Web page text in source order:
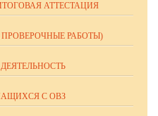
АТТЕСТАЦИЯ
РАБОТЫ)
С ОВЗ